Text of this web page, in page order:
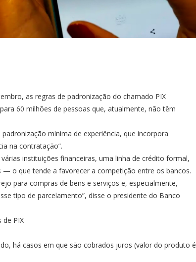
as regras de padronização do chamado PIX
60 milhões de pessoas que, atualmente, não têm
mínima de experiência, que incorpora
na contratação”.
instituições financeiras, uma linha de crédito formal,
o que tende a favorecer a competição entre os bancos.
para compras de bens e serviços e, especialmente,
tipo de parcelamento”, disse o presidente do Banco
de PIX
há casos em que são cobrados juros (valor do produto é